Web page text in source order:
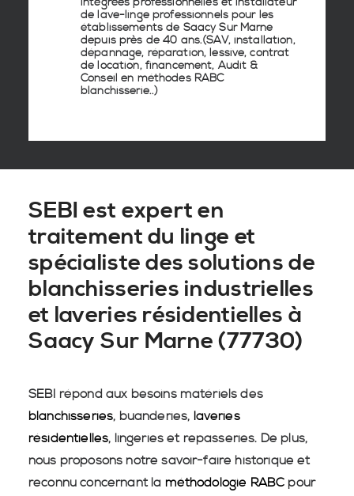
de lave-lingeprofessionnels pour les
établissements de Saacy Sur Marne
depuis près de 40 ans.(SAV, installation,
dépannage, réparation, lessive, contrat
de location, financement, Audit &
Conseil en méthodes RABC
blanchisserie..)
SEBI est expert en
traitement du linge et
spécialiste des solutions de
blanchisseries industrielles
et laveries résidentielles à
Saacy Sur Marne (77730)
SEBI répond aux besoins matériels des
blanchisseries, buanderies, laveries
résidentielles, lingeries et repasseries. De plus,
nous proposons notre savoir-faire historique et
reconnu concernant la méthodologie RABC pour